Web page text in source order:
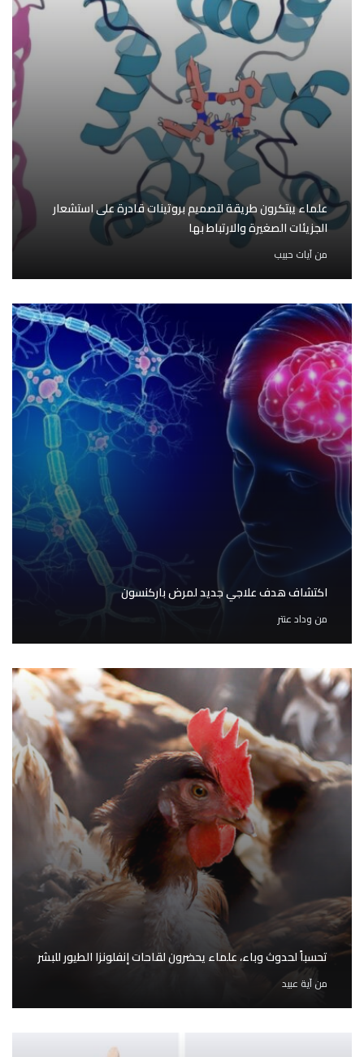
علماء يبتكرون طريقة لتصميم بروتينات قادرة على استشعار
الجزيئات الصغيرة والارتباط بها
منآيات حبيب
اكتشاف هدف علاجي جديد لمرض باركنسون
من وداد عنتر
تحسباً لحدوث وباء، علماء يحضرون لقاحات إنفلونزا الطيور للبشر
منآية عبيد